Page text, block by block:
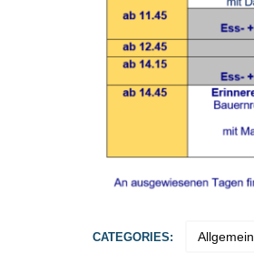
CATEGORIES: Allgemein